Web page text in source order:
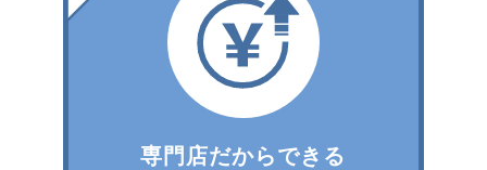
専門店だからできる